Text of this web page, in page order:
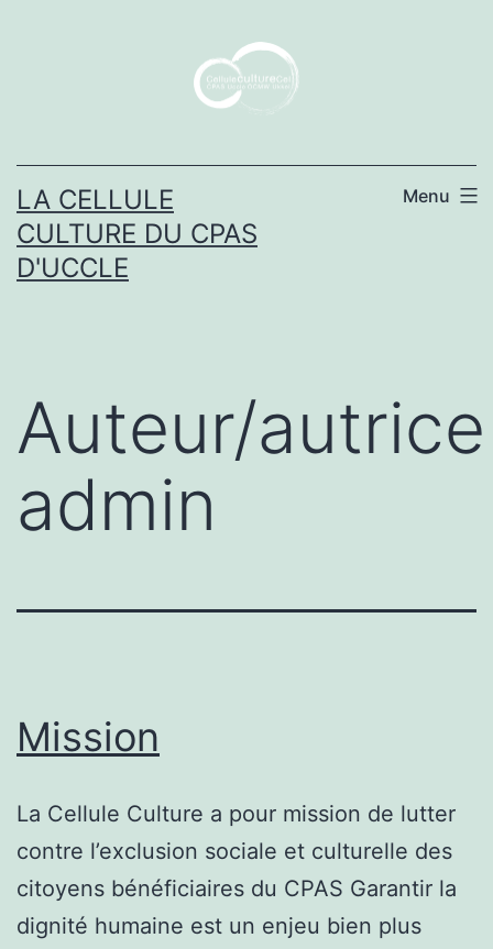
LA CELLULE
CULTURE DU CPAS
D'UCCLE
Menu
Auteur/
admin
Mission
La Cellule Culture a pour mission de lutter
contre l’exclusion sociale et culturelle des
citoyens bénéficiaires du CPAS Garantir la
dignité humaine est un enjeu bien plus